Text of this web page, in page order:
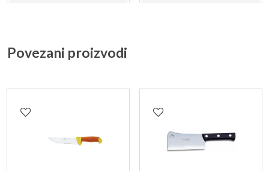
Povezani proizvodi